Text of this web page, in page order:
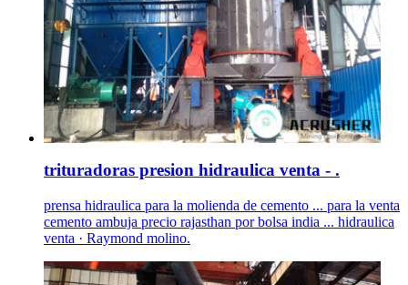
trituradoras presion hidraulica venta - .
prensa hidraulica para la molienda de cemento ... para la venta
cemento ambuja precio rajasthan por bolsa india ... hidraulica
venta · Raymond molino.